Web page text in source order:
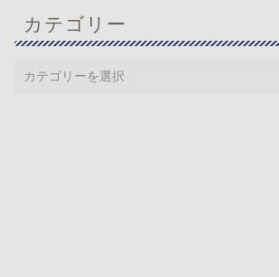
カテゴリー